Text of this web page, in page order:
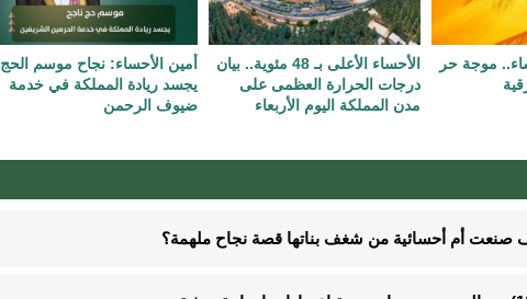
موجة حر
الأحساء الأعلى بـ 48 مئوية.. بيان
درجات الحرارة العظمى على
مدن المملكة اليوم الأربعاء
أمين الأحساء: نجاح موسم الحج
يجسد ريادة المملكة في خدمة
ضيوف الرحمن
صنعت أم أحسائية من شغف بناتها قصة نجاح ملهمة؟